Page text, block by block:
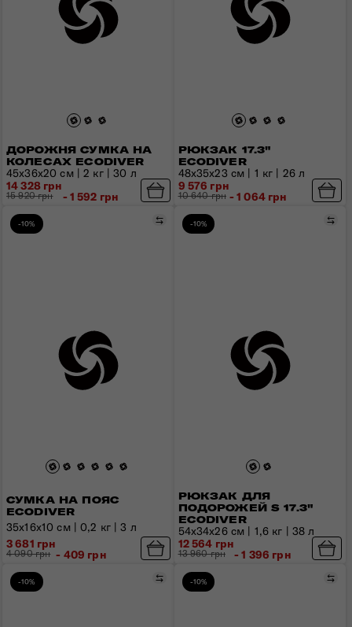
ДОРОЖНЯ СУМКА НА
КОЛЕСАХ ECODIVER
45x36x20 см | 2 кг | 30 л
14 328 грн
15 920 грн - 1 592 грн
РЮКЗАК 17.3"
ECODIVER
48x35x23 см | 1 кг | 26 л
9 576 грн
10 640 грн - 1 064 грн
-10%
СУМКА НА ПОЯС
ECODIVER
Порівняти
35x16x10 см | 0,2 кг | 3 л
3 681 грн
4 090 грн - 409 грн
-10%
РЮКЗАК ДЛЯ
ПОДОРОЖЕЙ S 17.3"
ECODIVER
54x34x26 см | 1,6 кг | 38 л
12 564 грн
13 960 грн - 1 396 грн
-10% Порівняти
-10%